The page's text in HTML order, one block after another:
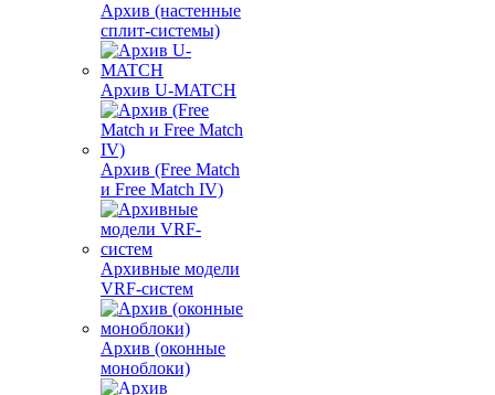
Архив (настенные
сплит-системы)
Архив U-MATCH
Архив (Free Match
и Free Match IV)
Архивные модели
VRF-систем
Архив (оконные
моноблоки)